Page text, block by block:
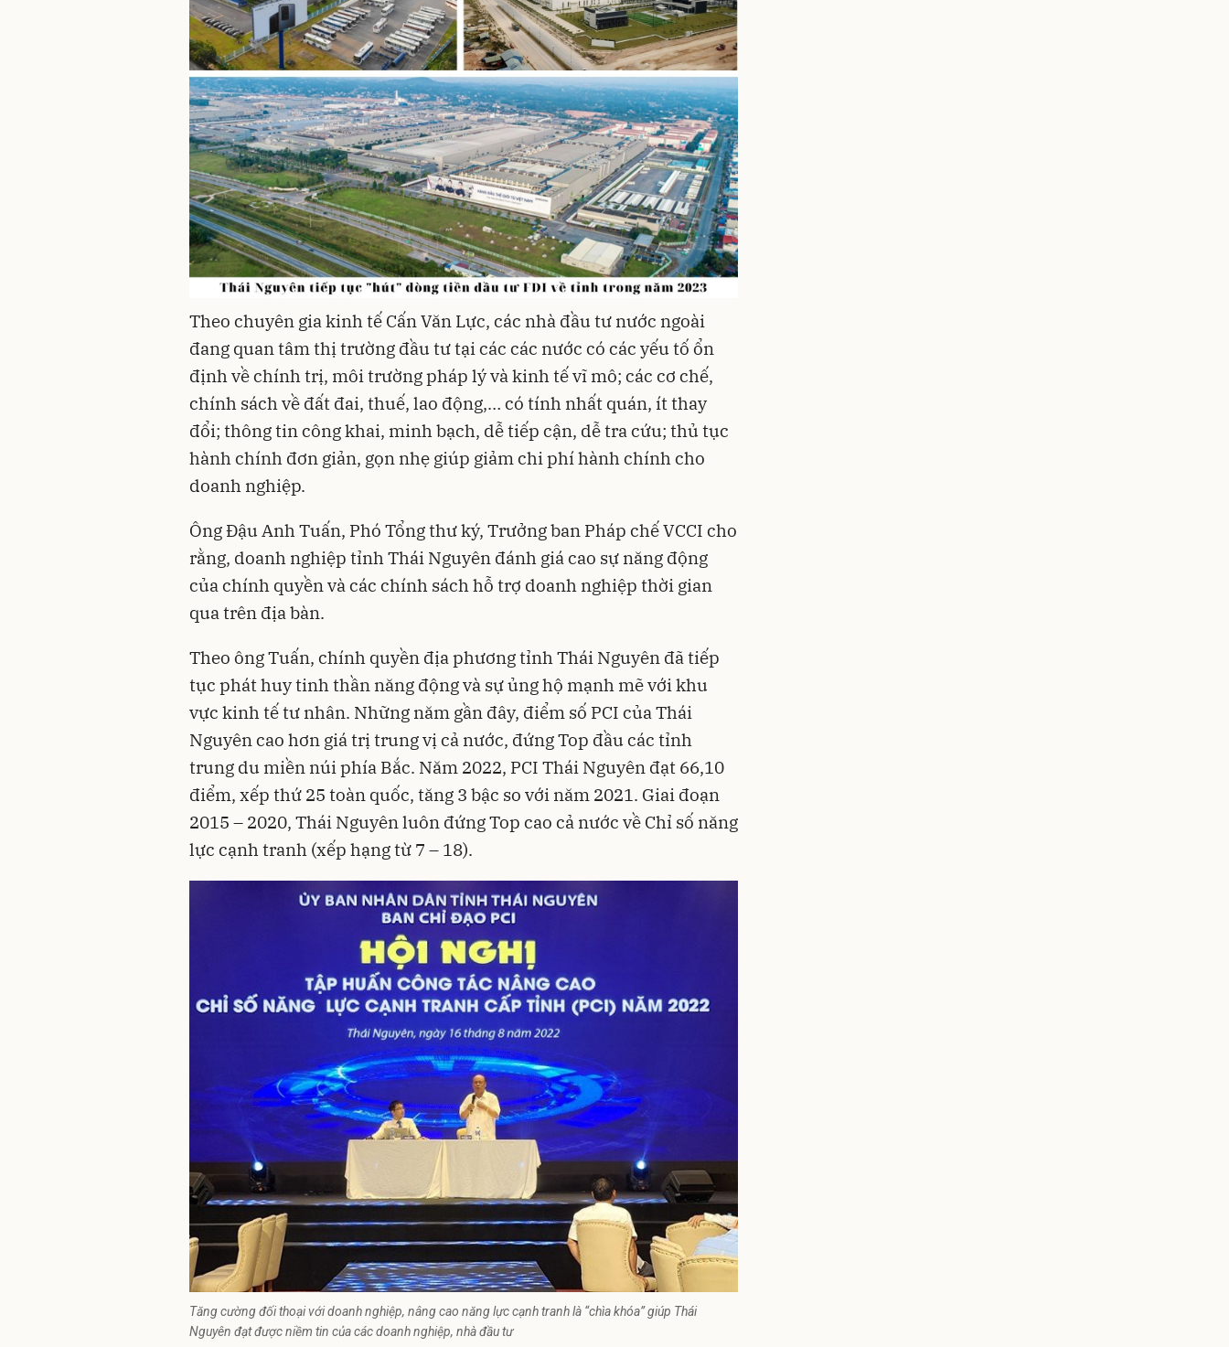
Theo chuyên gia kinh tế Cấn Văn Lực, các nhà đầu tư nước ngoài
đang quan tâm thị trường đầu tư tại các các nước có các yếu tố ổn
định về chính trị, môi trường pháp lý và kinh tế vĩ mô; các cơ chế,
chính sách về đất đai, thuế, lao động,… có tính nhất quán, ít thay
đổi; thông tin công khai, minh bạch, dễ tiếp cận, dễ tra cứu; thủ tục
hành chính đơn giản, gọn nhẹ giúp giảm chi phí hành chính cho
doanh nghiệp.
Ông Đậu Anh Tuấn, Phó Tổng thư ký, Trưởng ban Pháp chế VCCI cho
rằng, doanh nghiệp tỉnh Thái Nguyên đánh giá cao sự năng động
của chính quyền và các chính sách hỗ trợ doanh nghiệp thời gian
qua trên địa bàn.
Theo ông Tuấn, chính quyền địa phương tỉnh Thái Nguyên đã tiếp
tục phát huy tinh thần năng động và sự ủng hộ mạnh mẽ với khu
vực kinh tế tư nhân. Những năm gần đây, điểm số PCI của Thái
Nguyên cao hơn giá trị trung vị cả nước, đứng Top đầu các tỉnh
trung du miền núi phía Bắc. Năm 2022, PCI Thái Nguyên đạt 66,10
điểm, xếp thứ 25 toàn quốc, tăng 3 bậc so với năm 2021. Giai đoạn
2015 – 2020, Thái Nguyên luôn đứng Top cao cả nước về Chỉ số năng
lực cạnh tranh (xếp hạng từ 7 – 18).
Tăng cường đối thoại với doanh nghiệp, nâng cao năng lực cạnh tranh là “chìa khóa” giúp Thái
Nguyên đạt được niềm tin của các doanh nghiệp, nhà đầu tư